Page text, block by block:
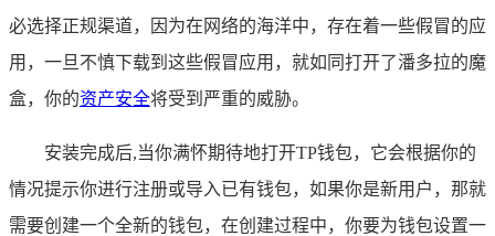
必选择正规渠道，因为在网络的海洋中，存在着一些假冒的应
用，一旦不慎下载到这些假冒应用，就如同打开了潘多拉的魔
盒，你的资产安全将受到严重的威胁。
安装完成后,当你满怀期待地打开TP钱包，它会根据你的
情况提示你进行注册或导入已有钱包，如果你是新用户，那就
需要创建一个全新的钱包，在创建过程中，你要为钱包设置一